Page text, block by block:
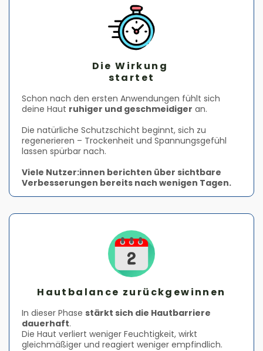
Die Wirkung
startet
Schon nach den ersten Anwendungen fühlt sich
deine Haut ruhiger und geschmeidiger an.
Die natürliche Schutzschicht beginnt, sich zu
regenerieren – Trockenheit und Spannungsgefühl
lassen spürbar nach.
Viele Nutzer:innen berichten über sichtbare
Verbesserungen bereits nach wenigen Tagen.
Hautbalance zurückgewinnen
In dieser Phase stärkt sich die Hautbarriere
dauerhaft.
Die Haut verliert weniger Feuchtigkeit, wirkt
gleichmäßiger und reagiert weniger empfindlich.